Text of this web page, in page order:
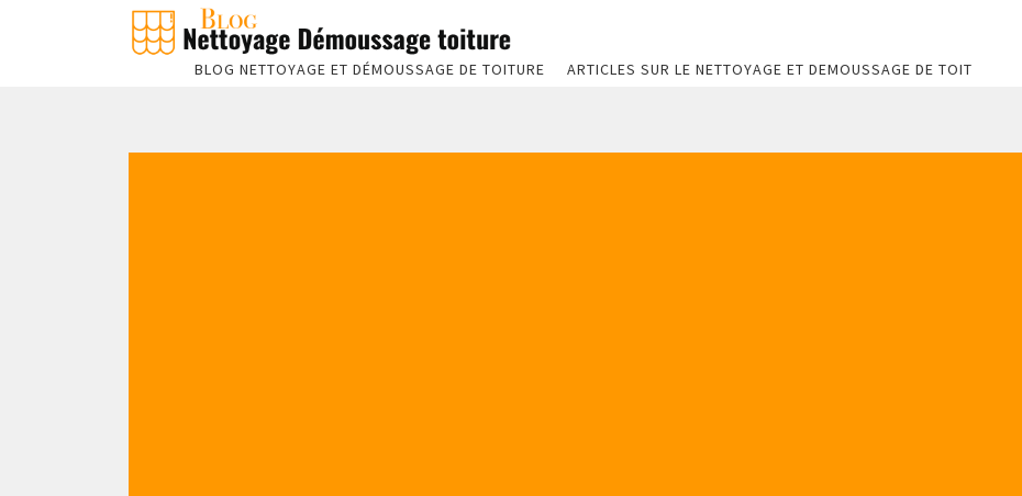
BLOG NETTOYAGE ET DÉMOUSSAGE DE TOITURE ARTICLES SUR LE NETTOYAGE ET DEMOUSSAGE DE TOIT